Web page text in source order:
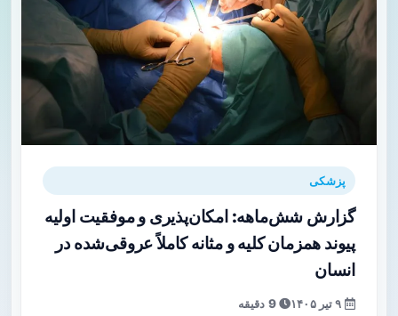
پزشکی
گزارش شش‌ماهه: امکان‌پذیری و موفقیت اولیه
پیوند همزمان کلیه و مثانه کاملاً عروقی‌شده در
انسان
9 دقیقه